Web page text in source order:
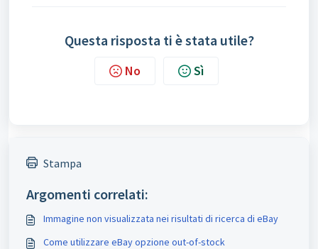
Questa risposta ti è stata utile?
No Sì
Stampa
Argomenti correlati:
Immagine non visualizzata nei risultati di ricerca di eBay
Come utilizzare eBay opzione out-of-stock